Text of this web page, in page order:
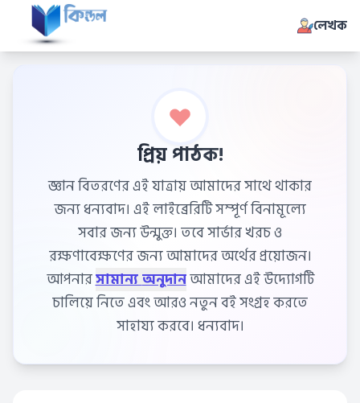
লেখক
প্রিয় পাঠক!
জ্ঞান বিতরণের এই যাত্রায় আমাদের সাথে থাকার
জন্য ধন্যবাদ। এই লাইব্রেরিটি সম্পূর্ণ বিনামূল্যে
সবার জন্য উন্মুক্ত। তবে সার্ভার খরচ ও
রক্ষণাবেক্ষণের জন্য আমাদের অর্থের প্রয়োজন।
আপনার
সামান্য অনুদানআমাদের এই উদ্যোগটি
চালিয়ে নিতে এবং আরও নতুন বই সংগ্রহ করতে
সাহায্য করবে। ধন্যবাদ।